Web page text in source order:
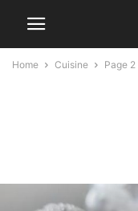
Home Cuisine Page 2